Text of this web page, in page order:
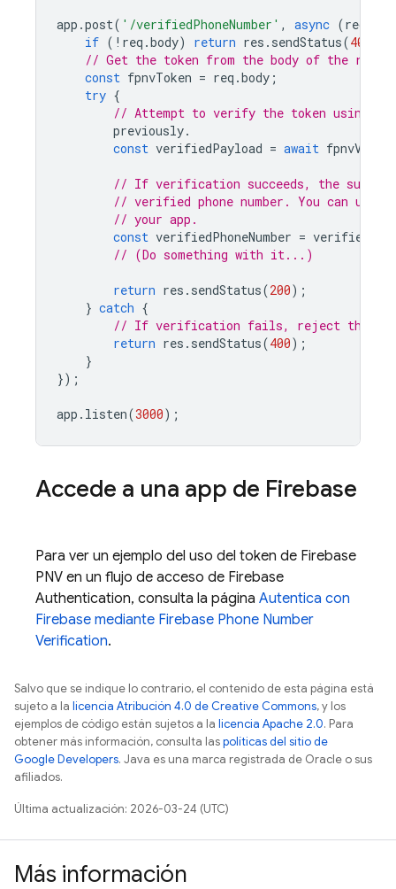
app .post( '/verifiedPhoneNumber' , async (req
if ( ! req .body) return res . sendStatus(400
// Get the token from the body of the
const fpnvToken = req .body ;
try {
// Attempt to verify the token using
previously.
const verifiedPayload = await
// If verification succeeds, the
// verified phone number. You can use
// your app.
const verifiedPhoneNumber =
// (Do something with it...)
return res . sendStatus(200);
} catch {
// If verification fails, reject the
return res . sendStatus(400);
}
});
app . listen(3000);
Accede a una app de Firebase
Para ver un ejemplo del uso del token de Firebase
PNV en un flujo de acceso de Firebase
Authentication, consulta la página Autentica con
Firebase mediante Firebase Phone Number
Verification.
Salvo que se indique lo contrario, el contenido de esta página está
sujeto a la licencia Atribución 4.0 de Creative Commons, y los
ejemplos de código están sujetos a la licencia Apache 2.0. Para
obtener más información, consulta laspolíticas del sitio de
Google Developers. Java es una marca registrada de Oracle o sus
afiliados.
Última actualización: 2026-03-24 (UTC)
Más información